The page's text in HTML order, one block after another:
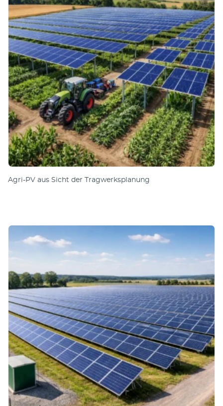
Agri-PV aus Sicht der Tragwerksplanung